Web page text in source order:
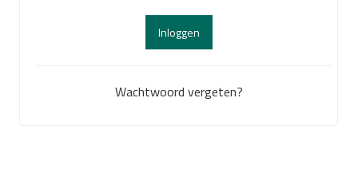
Inloggen
Wachtwoord vergeten?